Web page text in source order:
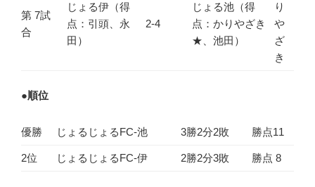
第 7試
合
じょる伊（得
点：引頭、永
田）
2-4
じょる池（得
点：かりやざき
★、池田）
り
や
ざ
き
●順位
優勝 じょるじょるFC-池 3勝2分2敗 勝点11
2位 じょるじょるFC-伊 2勝2分3敗 勝点 8